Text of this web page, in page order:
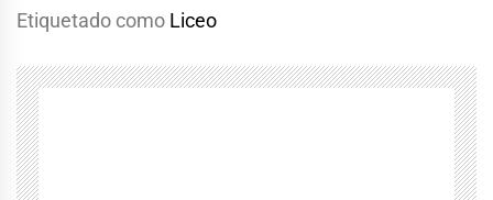
Etiquetado como Liceo